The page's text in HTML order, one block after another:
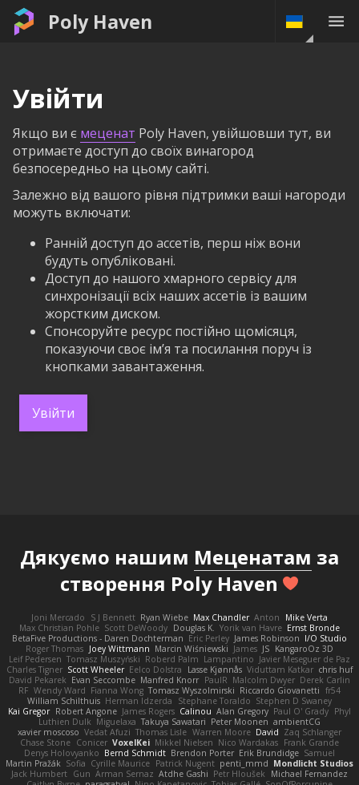
Poly Haven
Увійти
Якщо ви є меценат Poly Haven, увійшовши тут, ви
отримаєте доступ до своїх винагород
безпосередньо на цьому сайті.
Залежно від вашого рівня підтримки ваші нагороди
можуть включати:
Ранній доступ до ассетів, перш ніж вони
будуть опубліковані.
Доступ до нашого хмарного сервісу для
синхронізації всіх наших ассетів із вашим
жорстким диском.
Спонсоруйте ресурс постійно щомісяця,
показуючи своє ім’я та посилання поруч із
кнопками завантаження.
Увійти
Дякуємо нашим Меценатам за
створення Poly Haven
Joni Mercado S J Bennett Ryan Wiebe Max Chandler Anton
Mike Verta
Max Christian Pohle Scott DeWoody Douglas K. Yorik van Havre Ernst Bronde
BetaFive Productions - Daren Dochterman Eric Perley James Robinson I/O Studio
Roger Thomas Joey Wittmann Marcin Wiśniewski James JS KangaroOz 3D
Leif Pedersen Tomasz Muszyński Roberd Palm Lampantino Javier Meseguer de Paz
Charles Tigner Scott Wheeler Eelco Dolstra Lasse Kjønnås Viduttam Katkar chris huf
David Pekarek Evan Seccombe Manfred Knorr PaulR Malcolm Dwyer Derek Carlin
RF Wendy Ward Fianna Wong Tomasz Wyszolmirski Riccardo Giovanetti fr54
William Schilthuis Herman Idzerda Stephane Toraldo Stephen D Swaney
Kai Gregor Robert Angone James Rogers Calinou Alan Gregory Paul O' Grady Phyl
Luthien Dulk Miguelaxa Takuya Sawatari Peter Moonen ambientCG
xavier moscoso Vedat Afuzi Thomas Lisle Warren Moore David Zaq Schlanger
Chase Stone Conicer VoxelKei Mikkel Nielsen Nico Wardakas Frank Grande
Denys Holovyanko Bernd Schmidt Brendon Porter Erik Brundidge Samuel
Martin Pražák Sofia Cyrille Maurice Patrick Nugent penti_mmd Mondlicht Studios
Jack Humbert Gun Arman Sernaz Atdhe Gashi Petr Hloušek
Michael Fernandez